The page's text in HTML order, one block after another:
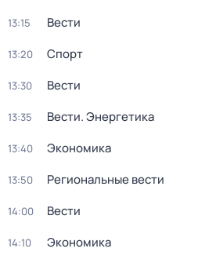
13:15 Вести
13:20 Спорт
13:30 Вести
13:35 Вести. Энергетика
13:40 Экономика
13:50 Региональные вести
14:00 Вести
14:10 Экономика